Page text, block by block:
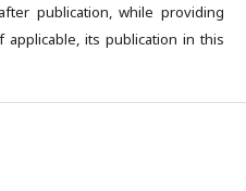
publication, while providing
its publication in this